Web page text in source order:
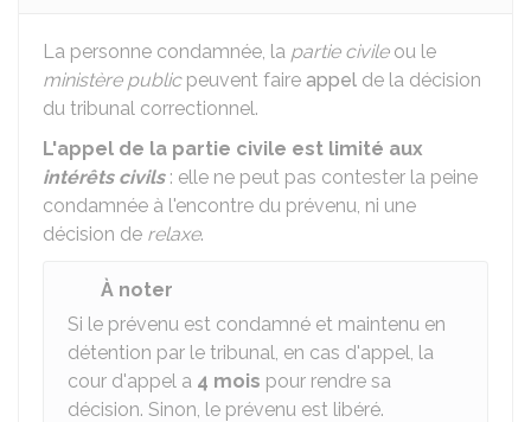
La personne condamnée, la partie civileou le
ministère publicpeuvent faire appel de la décision
du tribunal correctionnel.
L'appel de la partie civile est limité aux
intérêts civils: elle ne peut pas contester la peine
condamnée à l'encontre du prévenu, ni une
décision de relaxe.
À noter
Si le prévenu est condamné et maintenu en
détention par le tribunal, en cas d'appel, la
cour d'appel a 4 mois pour rendre sa
décision. Sinon, le prévenu est libéré.